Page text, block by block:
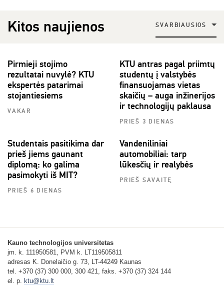
Kitos naujienos SVARBIAUSIOS
Pirmieji stojimo
rezultatai nuvylė? KTU
ekspertės patarimai
stojantiesiems
VAKAR
KTU antras pagal priimtų
studentų į valstybės
finansuojamas vietas
skaičių – auga inžinerijos
ir technologijų paklausa
PRIEŠ 3 DIENAS
Studentais pasitikima dar
prieš jiems gaunant
diplomą: ko galima
pasimokyti iš MIT?
PRIEŠ 6 DIENAS
Vandeniliniai
automobiliai: tarp
lūkesčių ir realybės
PRIEŠ SAVAITĘ
Kauno technologijos universitetas
įm. k. 111950581, PVM k. LT119505811
adresas K. Donelaičio g. 73, LT-44249 Kaunas
tel. +370 (37) 300 000, 300 421, faks. +370 (37) 324 144
el. p.
ktu@ktu.lt